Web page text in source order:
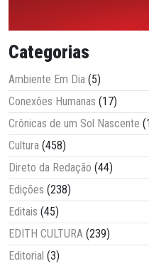
Categorias
Ambiente Em Dia (5)
Conexões Humanas (17)
Crônicas de um Sol Nascente
Cultura (458)
Direto da Redação (44)
Edições (238)
Editais (45)
EDITH CULTURA (239)
Editorial (3)